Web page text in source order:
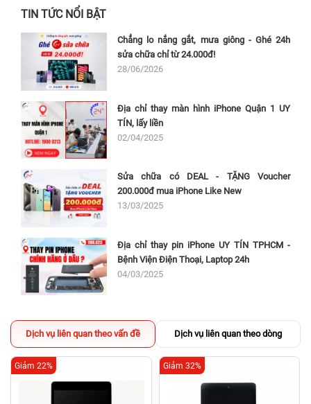
TIN TỨC NỔI BẬT
Chẳng lo nắng gắt, mưa giông - Ghé 24h
sửa chữa chỉ từ 24.000đ!
28/06/2026
Địa chỉ thay màn hình iPhone Quận 1 UY
TÍN, lấy liền
02/04/2025
Sửa chữa có DEAL - TẶNG Voucher
200.000đ mua iPhone Like New
13/03/2025
Địa chỉ thay pin iPhone UY TÍN TPHCM -
Bệnh Viện Điện Thoại, Laptop 24h
04/03/2025
Dịch vụ liên quan theo vấn đề Dịch vụ liên quan theo dòng
Giảm 22% Giảm 32%